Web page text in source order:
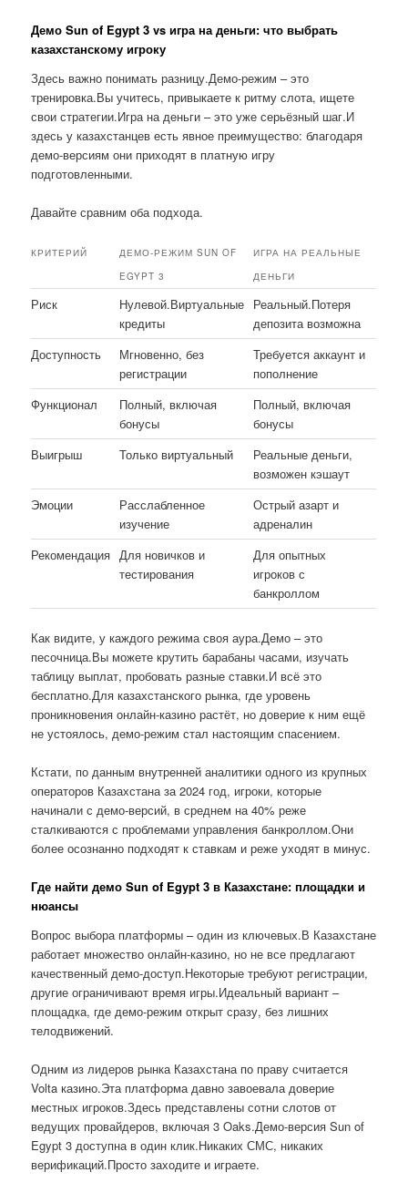
Демо Sun of Egypt 3 vs игра на деньги: что выбрать
казахстанскому игроку
Здесь важно понимать разницу.Демо-режим – это
тренировка.Вы учитесь, привыкаете к ритму слота, ищете
свои стратегии.Игра на деньги – это уже серьёзный шаг.И
здесь у казахстанцев есть явное преимущество: благодаря
демо-версиям они приходят в платную игру
подготовленными.
Давайте сравним оба подхода.
КРИТЕРИЙ
ДЕМО-РЕЖИМ SUN OF
EGYPT 3
ИГРА НА РЕАЛЬНЫЕ
ДЕНЬГИ
Риск
Нулевой.Виртуальные
кредиты
Реальный.Потеря
депозита возможна
Доступность
Мгновенно, без
регистрации
Требуется аккаунт и
пополнение
Функционал
Полный, включая
бонусы
Полный, включая
бонусы
Выигрыш
Только виртуальный
Реальные деньги,
возможен кэшаут
Эмоции
Расслабленное
изучение
Острый азарт и
адреналин
Рекомендация Для новичков и
тестирования
Для опытных
игроков с
банкроллом
Как видите, у каждого режима своя аура.Демо – это
песочница.Вы можете крутить барабаны часами, изучать
таблицу выплат, пробовать разные ставки.И всё это
бесплатно.Для казахстанского рынка, где уровень
проникновения онлайн-казино растёт, но доверие к ним ещё
не устоялось, демо-режим стал настоящим спасением.
Кстати, по данным внутренней аналитики одного из крупных
операторов Казахстана за 2024 год, игроки, которые
начинали с демо-версий, в среднем на 40% реже
сталкиваются с проблемами управления банкроллом.Они
более осознанно подходят к ставкам и реже уходят в минус.
Где найти демо Sun of Egypt 3 в Казахстане: площадки и
нюансы
Вопрос выбора платформы – один из ключевых.В Казахстане
работает множество онлайн-казино, но не все предлагают
качественный демо-доступ.Некоторые требуют регистрации,
другие ограничивают время игры.Идеальный вариант –
площадка, где демо-режим открыт сразу, без лишних
телодвижений.
Одним из лидеров рынка Казахстана по праву считается
Volta казино.Эта платформа давно завоевала доверие
местных игроков.Здесь представлены сотни слотов от
ведущих провайдеров, включая 3 Oaks.Демо-версия Sun of
Egypt 3 доступна в один клик.Никаких СМС, никаких
верификаций.Просто заходите и играете.